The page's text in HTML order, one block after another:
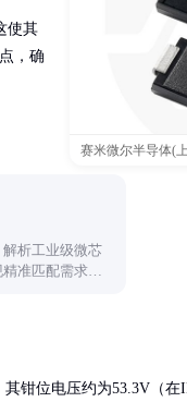
赛米微尔半导体(
使其
，确
析工业级微芯
准匹配需求的
钳位电压约为53.3V（在